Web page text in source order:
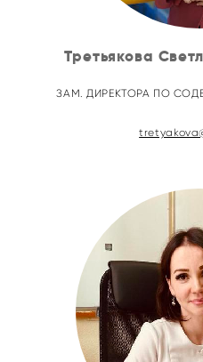
Третьякова
ЗАМ. ДИРЕКТОРА ПО